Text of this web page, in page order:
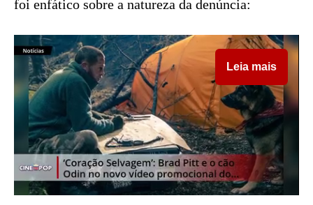
foi enfático sobre a natureza da denúncia:
Leia mais